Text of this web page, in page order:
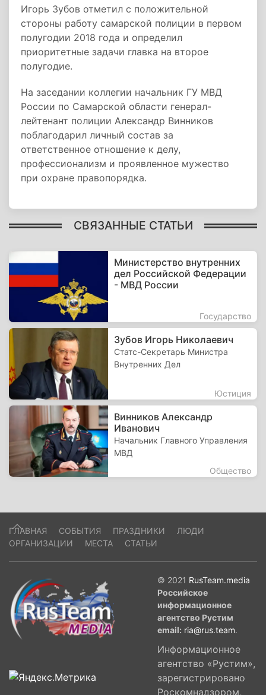
Игорь Зубов отметил с положительной
стороны работу самарской полиции в первом
полугодии 2018 года и определил
приоритетные задачи главка на второе
полугодие.
На заседании коллегии начальник ГУ МВД
России по Самарской области генерал-
лейтенант полиции Александр Винников
поблагодарил личный состав за
ответственное отношение к делу,
профессионализм и проявленное мужество
при охране правопорядка.
СВЯЗАННЫЕ СТАТЬИ
Министерство внутренних
дел Российской Федерации
- МВД России
Государство
Зубов Игорь Николаевич
Статс-Секретарь Министра
Внутренних Дел
Юстиция
Винников Александр
Иванович
Начальник Главного Управления
МВД
Общество
ГЛАВНАЯ СОБЫТИЯ ПРАЗДНИКИ
ЛЮДИ
ОРГАНИЗАЦИИ
МЕСТА СТАТЬИ
© 2021 RusTeam.media
Российское
информационное
агентство Рустим
email: ria@rus.team.
Информационное
агентство «Рустим»,
зарегистрировано
Роскомнадзором,